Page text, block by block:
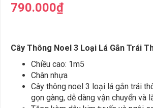
790.000₫
Cây Thông Noel 3 Loại Lá Gắn Trái
Chiều cao: 1m5
Chân nhựa
Cây thông noel 3 loại lá gắn trái
gọn gàng, dễ dàng vận chuyển và